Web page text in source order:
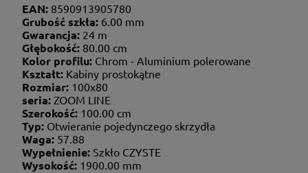
EAN: 8590913905780
Grubość szkła: 6.00 mm
Gwarancja: 24 m
Głębokość: 80.00 cm
Kolor profilu: Chrom - Aluminium polerowane
Kształt: Kabiny prostokątne
Rozmiar: 100x80
seria: ZOOM LINE
Szerokość: 100.00 cm
Typ: Otwieranie pojedynczego skrzydła
Waga: 57.88
Wypełnienie: Szkło CZYSTE
Wysokość: 1900.00 mm